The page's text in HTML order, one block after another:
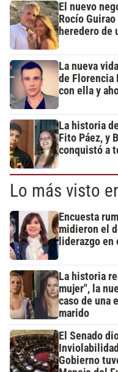
El nuevo
Rocío
heredero de
La nueva
de Florencia
con ella y
La historia
Fito Páez, y
conquistó a
Lo más visto
Encuesta
midieron el
liderazgo
La historia
mujer", la
caso de una
marido
El Senado
Gobierno